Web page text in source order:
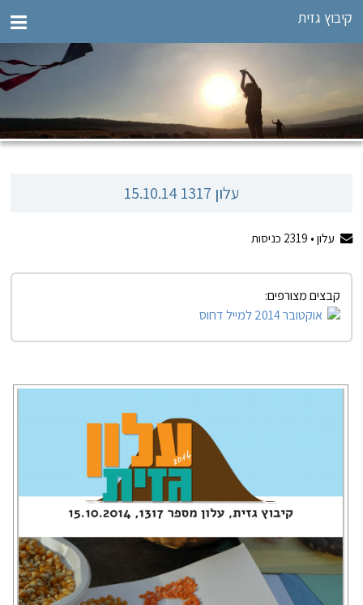
קיבוץ גזית
עלון 1317 15.10.14
עלון • 2319 כניסות
קבצים מצורפים:
אוקטובר 2014 למייל דחוס